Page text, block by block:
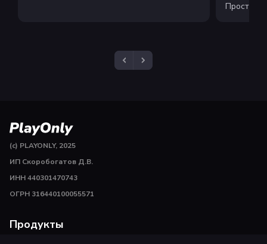
Просто и
(c) PLAYONLY, 2025
ИП Скоробогатов Д.В.
ИНН 440301470743
ОГРН 316440100055571
Продукты